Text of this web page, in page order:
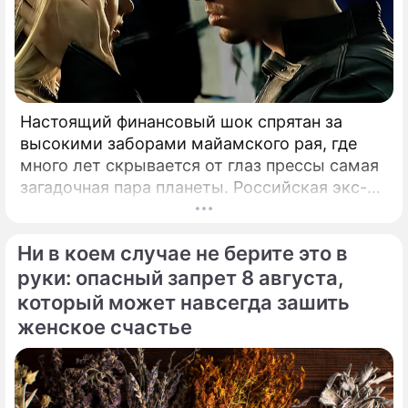
Настоящий финансовый шок спрятан за
высокими заборами майамского рая, где
много лет скрывается от глаз прессы самая
загадочная пара планеты. Российская экс-
теннисистка Анна Курникова и испанский
двадцати лет удерживают статус одной из
самых закрытых и непубличных пар
мирового шоу-бизнеса.
Ни в коем случае не берите это в
руки: опасный запрет 8 августа,
который может навсегда зашить
женское счастье